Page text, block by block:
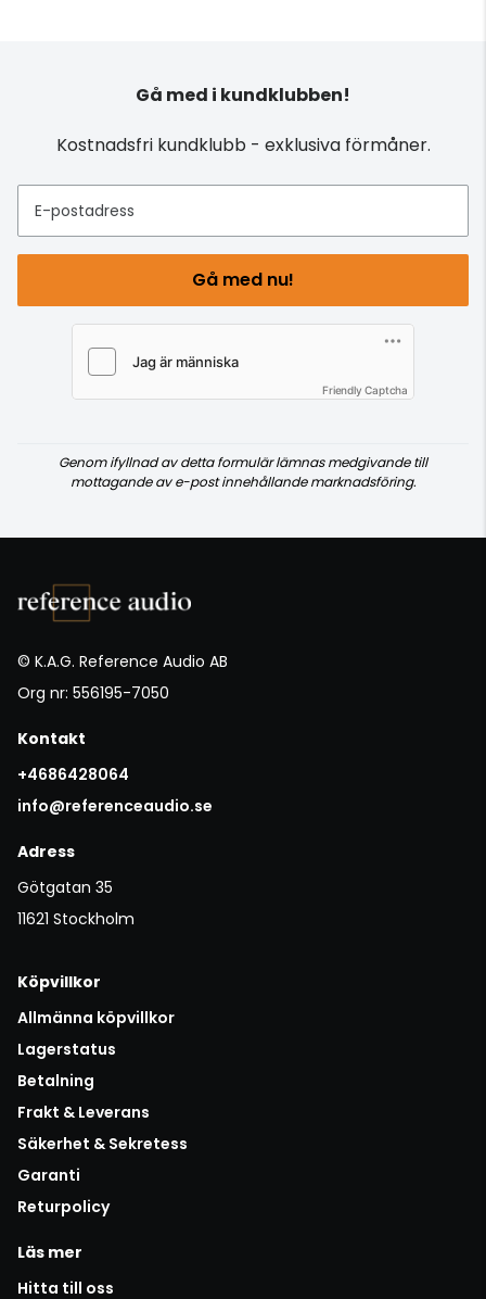
Gå med i kundklubben!
Kostnadsfri kundklubb - exklusiva förmåner.
E-postadress
Gå med nu!
Friendly Captcha
Genom ifyllnad av detta formulär lämnas medgivande till
mottagande av e-post innehållande marknadsföring.
© K.A.G. Reference Audio AB
Org nr: 556195-7050
Kontakt
+4686428064
info@referenceaudio.se
Adress
Götgatan 35
11621 Stockholm
Köpvillkor
Allmänna köpvillkor
Lagerstatus
Betalning
Frakt & Leverans
Säkerhet & Sekretess
Garanti
Returpolicy
Läs mer
Hitta till oss